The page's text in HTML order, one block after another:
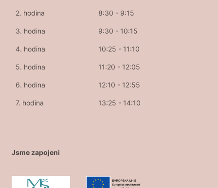
2. hodina 8:30 - 9:15
3. hodina 9:30 - 10:15
4. hodina 10:25 - 11:10
5. hodina 11:20 - 12:05
6. hodina 12:10 - 12:55
7. hodina 13:25 - 14:10
Jsme zapojeni